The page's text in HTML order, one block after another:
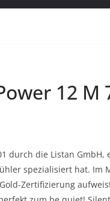
12 M
durch die Listan GmbH,
spezialisiert hat. Im
Zertifizierung